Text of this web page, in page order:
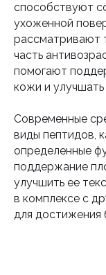
способствуют
ухоженной
рассматривают
часть
помогают
кожи и
Современные
виды пептидов,
определенные
поддержание
улучшить ее
в комплексе с
для достижения